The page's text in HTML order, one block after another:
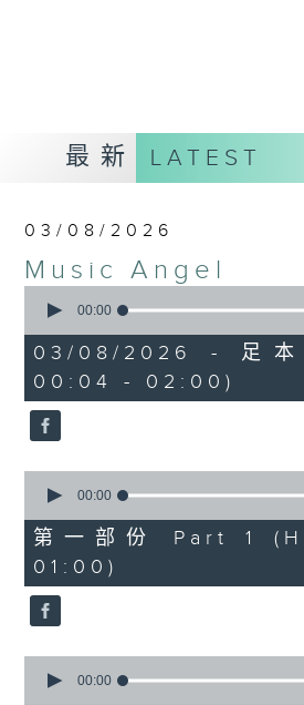
最新 LATEST
03/08/2026
Music Angel
seconds
1
hour,
52
minutes,
0
seconds
00:00
03/08/2026 - 足
00:04 - 02:00)
seconds
56
minutes,
10
seconds
00:00
第一部份 Part 1
01:00)
seconds
00:00